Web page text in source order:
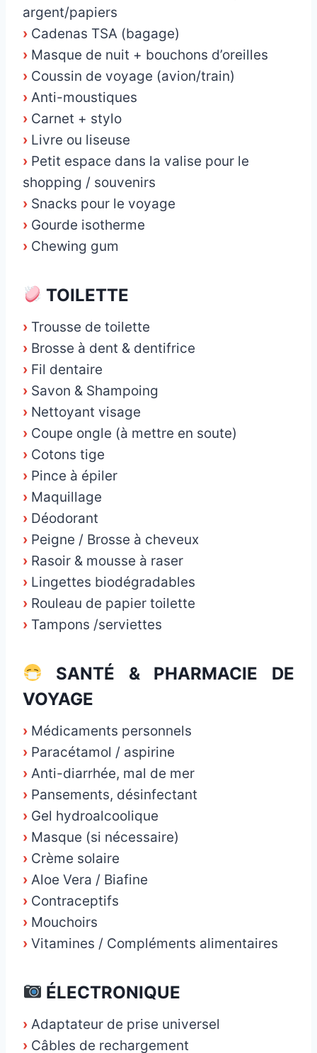
argent/papiers
› Cadenas TSA (bagage)
› Masque de nuit + bouchons d’oreilles
› Coussin de voyage (avion/train)
› Anti-moustiques
› Carnet + stylo
› Livre ou liseuse
› Petit espace dans la valise pour le
shopping / souvenirs
› Snacks pour le voyage
› Gourde isotherme
› Chewing gum
TOILETTE
› Trousse de toilette
› Brosse à dent & dentifrice
› Fil dentaire
› Savon & Shampoing
› Nettoyant visage
› Coupe ongle (à mettre en soute)
› Cotons tige
› Pince à épiler
› Maquillage
› Déodorant
› Peigne / Brosse à cheveux
› Rasoir & mousse à raser
› Lingettes biodégradables
› Rouleau de papier toilette
› Tampons /serviettes
SANTÉ & PHARMACIE DE
VOYAGE
› Médicaments personnels
› Paracétamol / aspirine
› Anti-diarrhée, mal de mer
› Pansements, désinfectant
› Gel hydroalcoolique
› Masque (si nécessaire)
› Crème solaire
› Aloe Vera / Biafine
› Contraceptifs
› Mouchoirs
› Vitamines / Compléments alimentaires
ÉLECTRONIQUE
› Adaptateur de prise universel
› Câbles de rechargement